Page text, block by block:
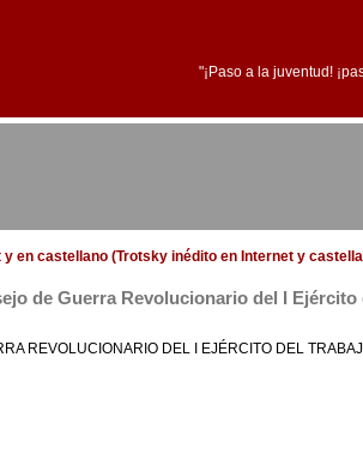
"¡Paso a la juventud!
en castellano (Trotsky inédito en Internet y
de Guerra Revolucionario del I Ejército
REVOLUCIONARIO DEL I EJÉRCITO DEL